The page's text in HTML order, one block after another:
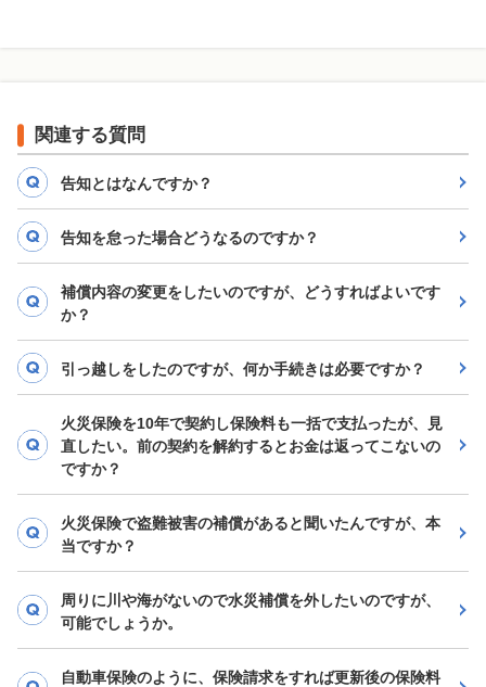
関連する質問
告知とはなんですか？
告知を怠った場合どうなるのですか？
補償内容の変更をしたいのですが、どうすればよいです
か？
引っ越しをしたのですが、何か手続きは必要ですか？
火災保険を10年で契約し保険料も一括で支払ったが、見
直したい。前の契約を解約するとお金は返ってこないの
ですか？
火災保険で盗難被害の補償があると聞いたんですが、本
当ですか？
周りに川や海がないので水災補償を外したいのですが、
可能でしょうか。
自動車保険のように、保険請求をすれば更新後の保険料